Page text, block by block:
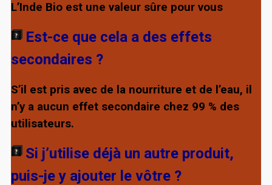
L’Inde Bio est une valeur sûre pour vous
Est-ce que cela a des effets
secondaires ?
S’il est pris avec de la nourriture et de l’eau, il
n’y a aucun effet secondaire chez 99 % des
utilisateurs.
Si j’utilise déjà un autre produit,
puis-je y ajouter le vôtre ?